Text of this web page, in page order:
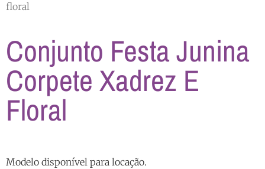
floral
Conjunto Festa Junina
Corpete Xadrez E
Floral
Modelo disponível para locação.